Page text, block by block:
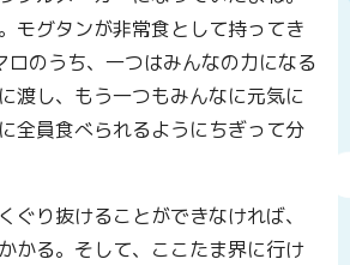
モグタンが非常食として持ってき
ロのうち、一つはみんなの力になる
渡し、もう一つもみんなに元気に
全員食べられるようにちぎって分
ぐり抜けることができなければ、
かる。そして、ここたま界に行け